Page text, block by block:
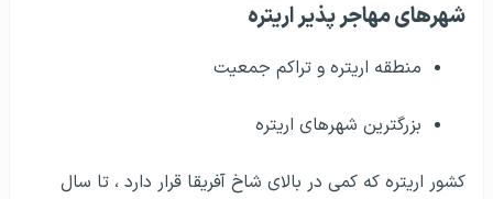
شهرهای مهاجر پذیر اریتره
منطقه اریتره و تراکم جمعیت
بزرگترین شهرهای اریتره
کشور اریتره که کمی در بالای شاخ آفریقا قرار دارد ، تا سال